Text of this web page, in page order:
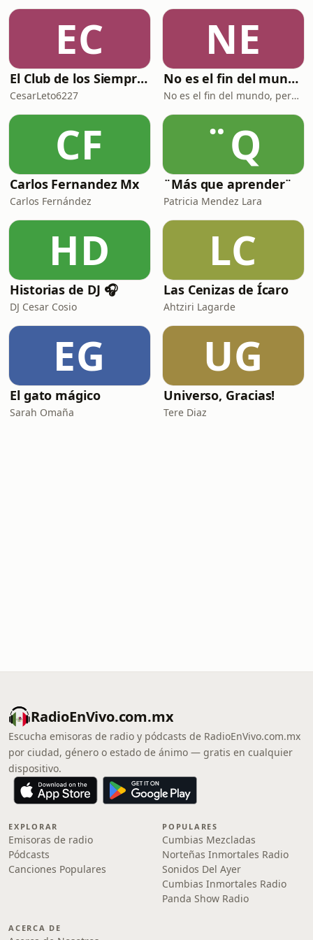
EC
El Club de los Siempre Tristes
CesarLeto6227
NE
No es el fin del mundo pero puedo verlo desde aquí
No es el fin del mundo, pero puedo verlo desde aquí
CF
Carlos Fernandez Mx
Carlos Fernández
¨Q
¨Más que aprender¨
Patricia Mendez Lara
HD
Historias de DJ 🎧
DJ Cesar Cosio
LC
Las Cenizas de Ícaro
Ahtziri Lagarde
EG
El gato mágico
Sarah Omaña
UG
Universo, Gracias!
Tere Diaz
RadioEnVivo.com.mx
Escucha emisoras de radio y pódcasts de RadioEnVivo.com.mx
por ciudad, género o estado de ánimo — gratis en cualquier
dispositivo.
EXPLORAR
Emisoras de radio
Pódcasts
Canciones Populares
POPULARES
Cumbias Mezcladas
Norteñas Inmortales Radio
Sonidos Del Ayer
Cumbias Inmortales Radio
Panda Show Radio
ACERCA DE